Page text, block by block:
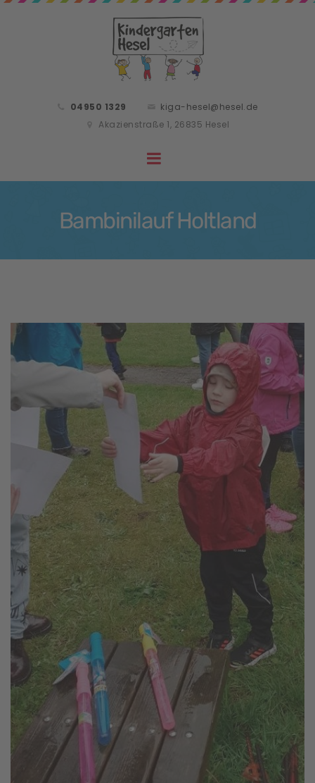
04950 1329
kiga-hesel@hesel.de
Akazienstraße 1, 26835 Hesel
Bambinilauf Holtland